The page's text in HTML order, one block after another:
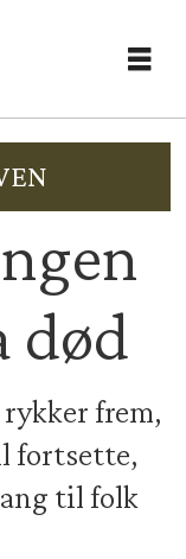
død
frem,
fortsette,
til folk